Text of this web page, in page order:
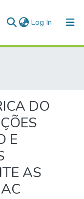
Log In (current)
DO
E
AS